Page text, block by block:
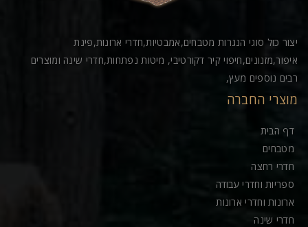
יצור כול סוגי הנגרות מטבחים,אמבטיות,חדרי ארונות,פינת
איפור,מזנונים,חיפוי קיר דקורטיבי, מיטות נפתחות,חדרי שינה ומוצרים
רבים נוספים מעץ,
מוצרי החברה
דף הבית
מטבחים
חדרי רחצה
ספריות וחדרי עבודה
ארונות וחדרי ארונות
חדרי שינה